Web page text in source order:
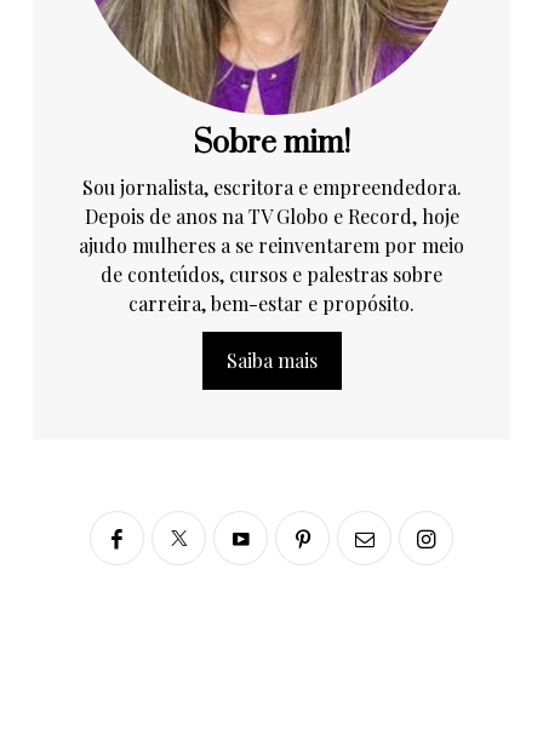
Sobre mim!
Sou jornalista, escritora e empreendedora.
Depois de anos na TV Globo e Record, hoje
ajudo mulheres a se reinventarem por meio
de conteúdos, cursos e palestras sobre
carreira, bem-estar e propósito.
Saiba mais